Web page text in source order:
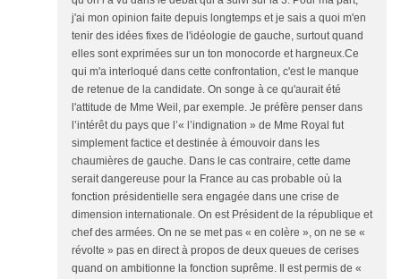
j'ai mon opinion faite depuis longtemps et je sais a quoi m'en
tenir des idées fixes de l'idéologie de gauche, surtout quand
elles sont exprimées sur un ton monocorde et hargneux.Ce
qui m'a interloqué dans cette confrontation, c'est le manque
de retenue de la candidate. On songe à ce qu'aurait été
l'attitude de Mme Weil, par exemple. Je préfère penser dans
l’intérêt du pays que l’« l’indignation » de Mme Royal fut
simplement factice et destinée à émouvoir dans les
chaumières de gauche. Dans le cas contraire, cette dame
serait dangereuse pour la France au cas probable où la
fonction présidentielle sera engagée dans une crise de
dimension internationale. On est Président de la république et
chef des armées. On ne se met pas « en colère », on ne se «
révolte » pas en direct à propos de deux queues de cerises
quand on ambitionne la fonction suprême. Il est permis de «